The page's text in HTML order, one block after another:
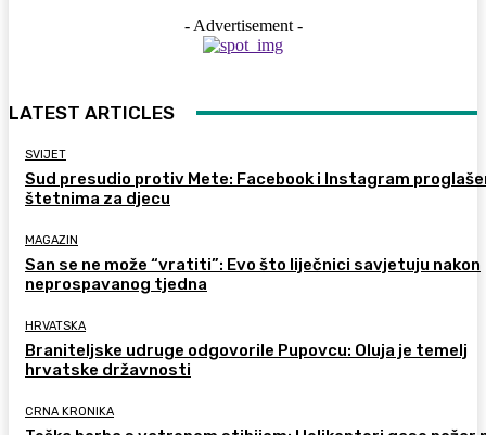
- Advertisement -
LATEST ARTICLES
SVIJET
Sud presudio protiv Mete: Facebook i Instagram
štetnima za djecu
MAGAZIN
San se ne može “vratiti”: Evo što liječnici savjetuju nakon
neprospavanog tjedna
HRVATSKA
Braniteljske udruge odgovorile Pupovcu: Oluja je temelj
hrvatske državnosti
CRNA KRONIKA